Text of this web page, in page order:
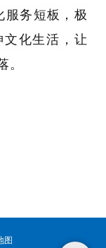
服务短板，极
化生活，让
图